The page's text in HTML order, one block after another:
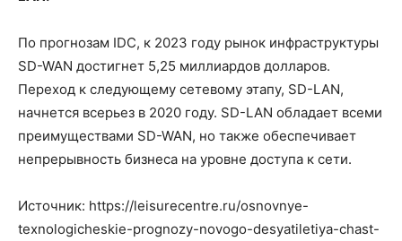
По прогнозам IDC, к 2023 году рынок инфраструктуры
SD-WAN достигнет 5,25 миллиардов долларов.
Переход к следующему сетевому этапу, SD-LAN,
начнется всерьез в 2020 году. SD-LAN обладает всеми
преимуществами SD-WAN, но также обеспечивает
непрерывность бизнеса на уровне доступа к сети.
Источник: https://leisurecentre.ru/osnovnye-
texnologicheskie-prognozy-novogo-desyatiletiya-chast-